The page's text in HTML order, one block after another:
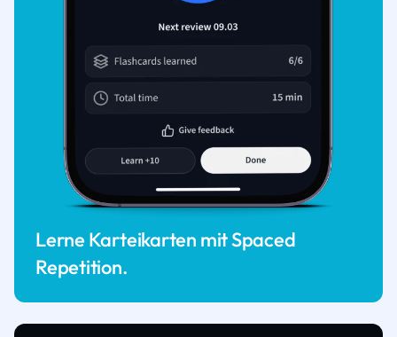
Lerne Karteikarten mit Spaced
Repetition.